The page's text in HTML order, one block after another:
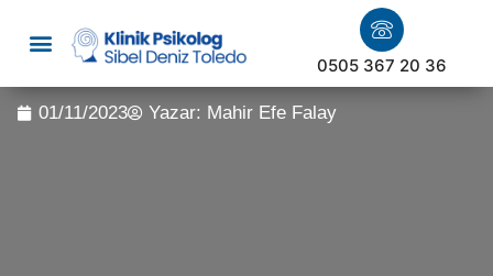
0505 367 20 36
01/11/2023 Yazar: Mahir Efe Falay